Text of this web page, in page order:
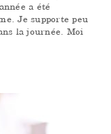
a été
Je supporte peu
la journée. Moi